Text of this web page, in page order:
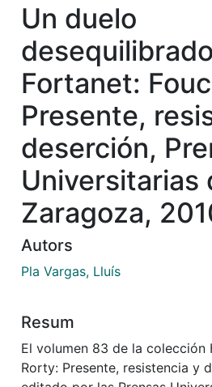
Un duelo
Fortanet:
Presente,
deserción,
Universitarias
Zaragoza,
Autors
Pla Vargas, Lluís
Resum
El volumen 83 de la colección
Rorty: Presente, resistencia y